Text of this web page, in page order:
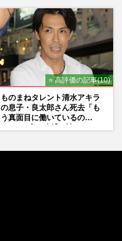
⭐ 高評価の記事(10)
ものまねタレント清水アキラ
の息子・良太郎さん死去「も
う真面目に働いているの